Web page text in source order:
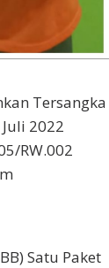
Tersangka
2022
RW.002
Satu Paket